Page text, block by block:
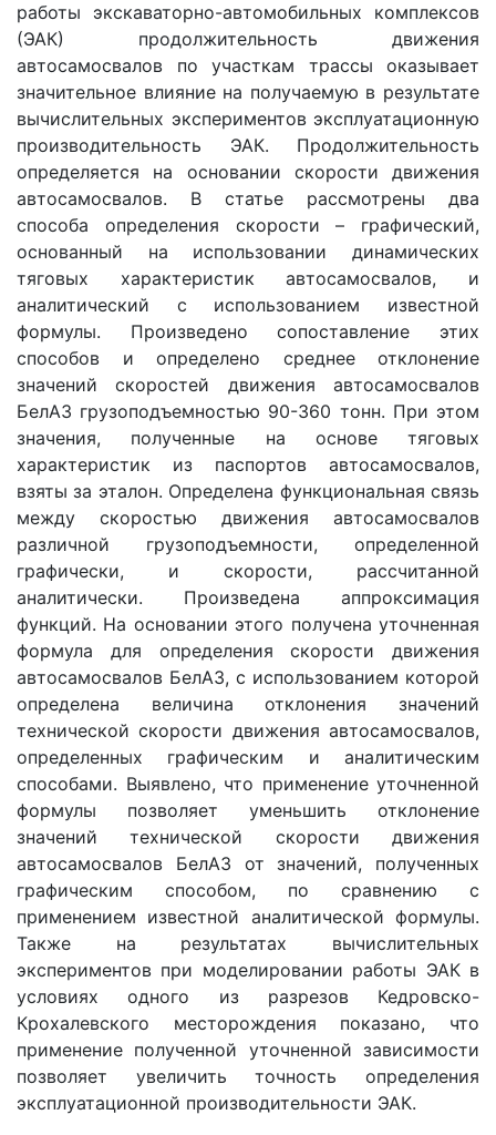
работы экскаваторно-автомобильных комплексов
(ЭАК) продолжительность движения
автосамосвалов по участкам трассы оказывает
значительное влияние на получаемую в результате
вычислительных экспериментов эксплуатационную
производительность ЭАК. Продолжительность
определяется на основании скорости движения
автосамосвалов. В статье рассмотрены два
способа определения скорости – графический,
основанный на использовании динамических
тяговых характеристик автосамосвалов, и
аналитический с использованием известной
формулы. Произведено сопоставление этих
способов и определено среднее отклонение
значений скоростей движения автосамосвалов
БелАЗ грузоподъемностью 90-360 тонн. При этом
значения, полученные на основе тяговых
характеристик из паспортов автосамосвалов,
взяты за эталон. Определена функциональная связь
между скоростью движения автосамосвалов
различной грузоподъемности, определенной
графически, и скорости, рассчитанной
аналитически. Произведена аппроксимация
функций. На основании этого получена уточненная
формула для определения скорости движения
автосамосвалов БелАЗ, с использованием которой
определена величина отклонения значений
технической скорости движения автосамосвалов,
определенных графическим и аналитическим
способами. Выявлено, что применение уточненной
формулы позволяет уменьшить отклонение
значений технической скорости движения
автосамосвалов БелАЗ от значений, полученных
графическим способом, по сравнению с
применением известной аналитической формулы.
Также на результатах вычислительных
экспериментов при моделировании работы ЭАК в
условиях одного из разрезов Кедровско-
Крохалевского месторождения показано, что
применение полученной уточненной зависимости
позволяет увеличить точность определения
эксплуатационной производительности ЭАК.